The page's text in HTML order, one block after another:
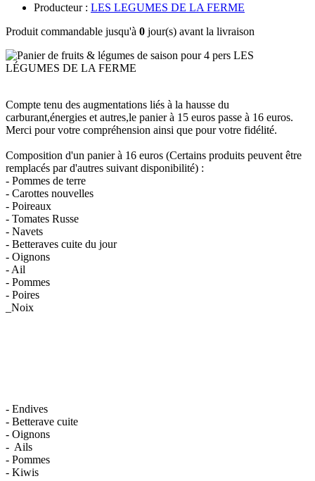
Producteur : LES LEGUMES DE LA FERME
Produit commandable jusqu'à 0 jour(s) avant la livraison
Compte tenu des augmentations liés à la hausse du
carburant,énergies et autres,le panier à 15 euros passe à 16 euros.
Merci pour votre compréhension ainsi que pour votre fidélité.
Composition d'un panier à 16 euros (Certains produits peuvent être
remplacés par d'autres suivant disponibilité) :
- Pommes de terre
- Carottes nouvelles
- Poireaux
- Tomates Russe
- Navets
- Betteraves cuite du jour
- Oignons
- Ail
- Pommes
- Poires
_Noix
- Endives
- Betterave cuite
- Oignons
- Ails
- Pommes
- Kiwis